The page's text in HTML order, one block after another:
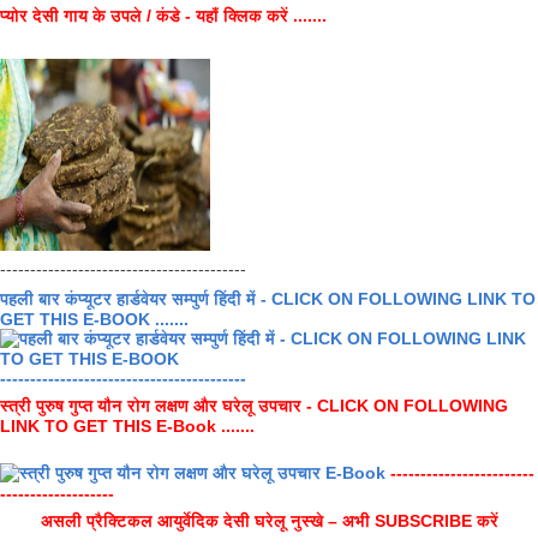
प्योर देसी गाय के उपले / कंडे - यहाँ क्लिक करें .......
-----------------------------------------
पहली बार कंप्यूटर हार्डवेयर सम्पुर्ण हिंदी में - CLICK ON FOLLOWING LINK TO
GET THIS E-BOOK .......
-----------------------------------------
स्त्री पुरुष गुप्त यौन रोग लक्षण और घरेलू उपचार - CLICK ON FOLLOWING
LINK TO GET THIS E-Book .......
------------------------
-------------------
असली प्रैक्टिकल आयुर्वेदिक देसी घरेलू नुस्खे – अभी SUBSCRIBE करें